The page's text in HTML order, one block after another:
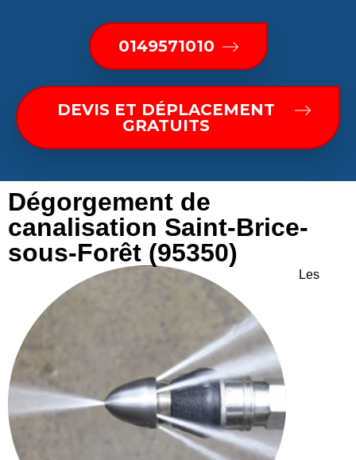
0149571010
DEVIS ET DÉPLACEMENT
GRATUITS
Dégorgement de
canalisation Saint-Brice-
sous-Forêt (95350)
Les